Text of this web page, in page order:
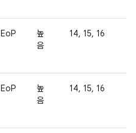
EoP
높
음
14, 15, 16
EoP
높
음
14, 15, 16